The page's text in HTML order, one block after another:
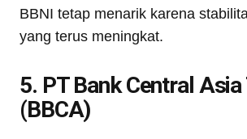
BBNI tetap menarik karena
yang terus meningkat.
5. PT Bank Central
(BBCA)